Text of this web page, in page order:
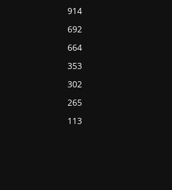
914
692
664
353
302
265
113